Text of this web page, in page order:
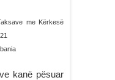
me Kërkesë
kanë pësuar